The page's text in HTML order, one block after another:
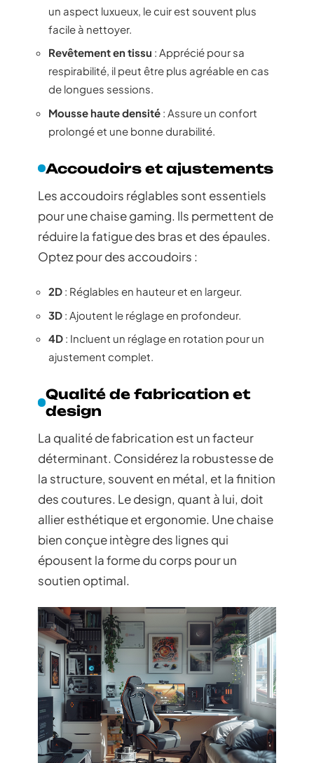
un aspect luxueux, le cuir est souvent plus
facile à nettoyer.
Revêtement en tissu : Apprécié pour sa
respirabilité, il peut être plus agréable en cas
de longues sessions.
Mousse haute densité : Assure un confort
prolongé et une bonne durabilité.
Accoudoirs et ajustements
Les accoudoirs réglables sont essentiels
pour une chaise gaming. Ils permettent de
réduire la fatigue des bras et des épaules.
Optez pour des accoudoirs :
2D : Réglables en hauteur et en largeur.
3D : Ajoutent le réglage en profondeur.
4D : Incluent un réglage en rotation pour un
ajustement complet.
Qualité de fabrication et
design
La qualité de fabrication est un facteur
déterminant. Considérez la robustesse de
la structure, souvent en métal, et la finition
des coutures. Le design, quant à lui, doit
allier esthétique et ergonomie. Une chaise
bien conçue intègre des lignes qui
épousent la forme du corps pour un
soutien optimal.